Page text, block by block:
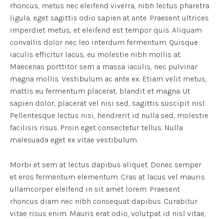
rhoncus, metus nec eleifend viverra, nibh lectus pharetra
ligula, eget sagittis odio sapien at ante. Praesent ultrices
imperdiet metus, et eleifend est tempor quis. Aliquam
convallis dolor nec leo interdum fermentum. Quisque
iaculis efficitur lacus, eu molestie nibh mollis at.
Maecenas porttitor sem a massa iaculis, nec pulvinar
magna mollis. Vestibulum ac ante ex. Etiam velit metus,
mattis eu fermentum placerat, blandit et magna. Ut
sapien dolor, placerat vel nisi sed, sagittis suscipit nisl.
Pellentesque lectus nisi, hendrerit id nulla sed, molestie
facilisis risus. Proin eget consectetur tellus. Nulla
malesuada eget ex vitae vestibulum.
Morbi et sem at lectus dapibus aliquet. Donec semper
et eros fermentum elementum. Cras at lacus vel mauris
ullamcorper eleifend in sit amet lorem. Praesent
rhoncus diam nec nibh consequat dapibus. Curabitur
vitae risus enim. Mauris erat odio, volutpat id nisl vitae,